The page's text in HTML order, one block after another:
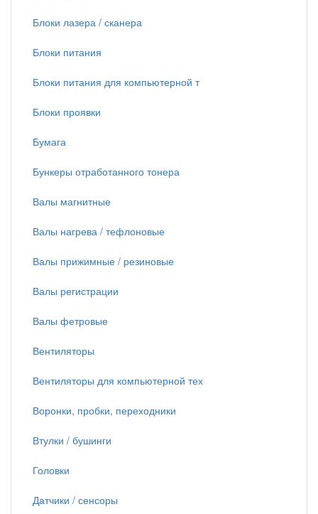
Блоки лазера / сканера
Блоки питания
Блоки питания для компьютерной т
Блоки проявки
Бумага
Бункеры отработанного тонера
Валы магнитные
Валы нагрева / тефлоновые
Валы прижимные / резиновые
Валы регистрации
Валы фетровые
Вентиляторы
Вентиляторы для компьютерной тех
Воронки, пробки, переходники
Втулки / бушинги
Головки
Датчики / сенсоры